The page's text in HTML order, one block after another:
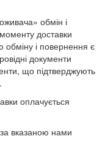
обмін і
доставки
і повернення є
документи
що підтверджують
оплачується
за вказаною нами